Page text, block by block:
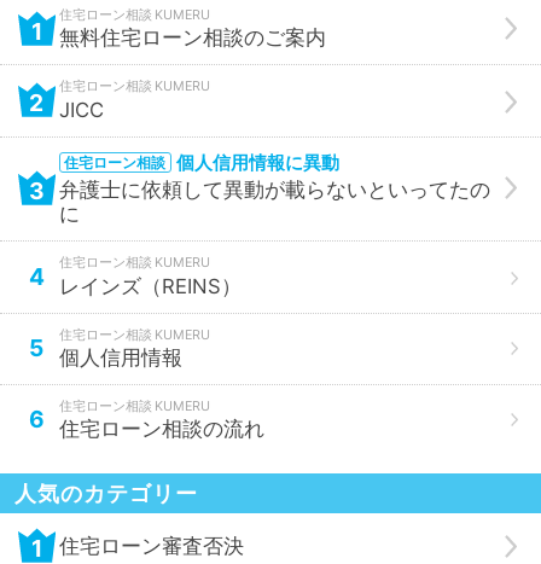
1
住宅ローン相談
無料住宅ローン相談のご案内
2
住宅ローン相談
JICC
3
住宅ローン相談 個人信用情報に異動
弁護士に依頼して異動が載らないといってたの
に
4 住宅ローン相談
レインズ（REINS）
5 住宅ローン相談
個人信用情報
6 住宅ローン相談
住宅ローン相談の流れ
人気のカテゴリー
1 住宅ローン審査否決